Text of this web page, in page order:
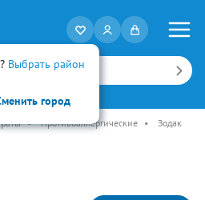
? Выбрать район
город
• Противоаллергические • Зодак